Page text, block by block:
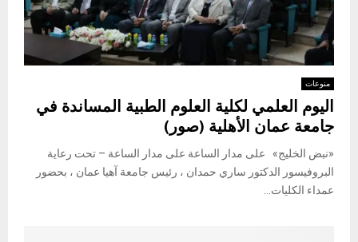
منوعات
اليوم العلمي لكلية العلوم الطبية المساندة في
جامعة عمان الأهلية (صور)
«نبض الخليج» على مدار الساعة على مدار الساعة – تحت رعاية
البروفيسور الدكتور ساري حمدان ، رئيس جامعة آهيا عمان ، بحضور
عمداء الكليات...